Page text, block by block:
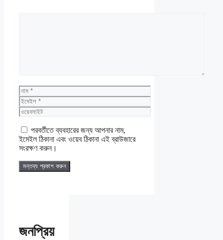
নাম
ইমেইল
ওয়েবসাইট
পরবর্তীতে ব্যবহারের জন্য আপনার নাম,
ইমেইল ঠিকানা এবং ওয়েব ঠিকানা এই ব্রাউজারে
সংরক্ষণ করুন।
জনপ্রিয়